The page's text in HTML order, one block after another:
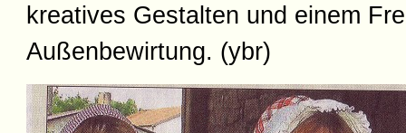
kreatives Gestalten und einem
Außenbewirtung. (ybr)